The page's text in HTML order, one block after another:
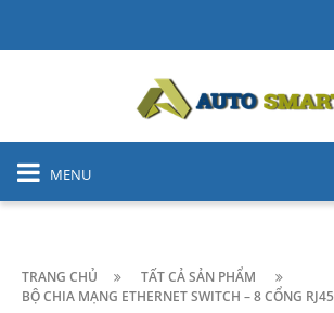
MENU
TRANG CHỦ
TẤT CẢ SẢN PHẨM
BỘ CHIA MẠNG ETHERNET SWITCH – 8 CỔNG RJ45